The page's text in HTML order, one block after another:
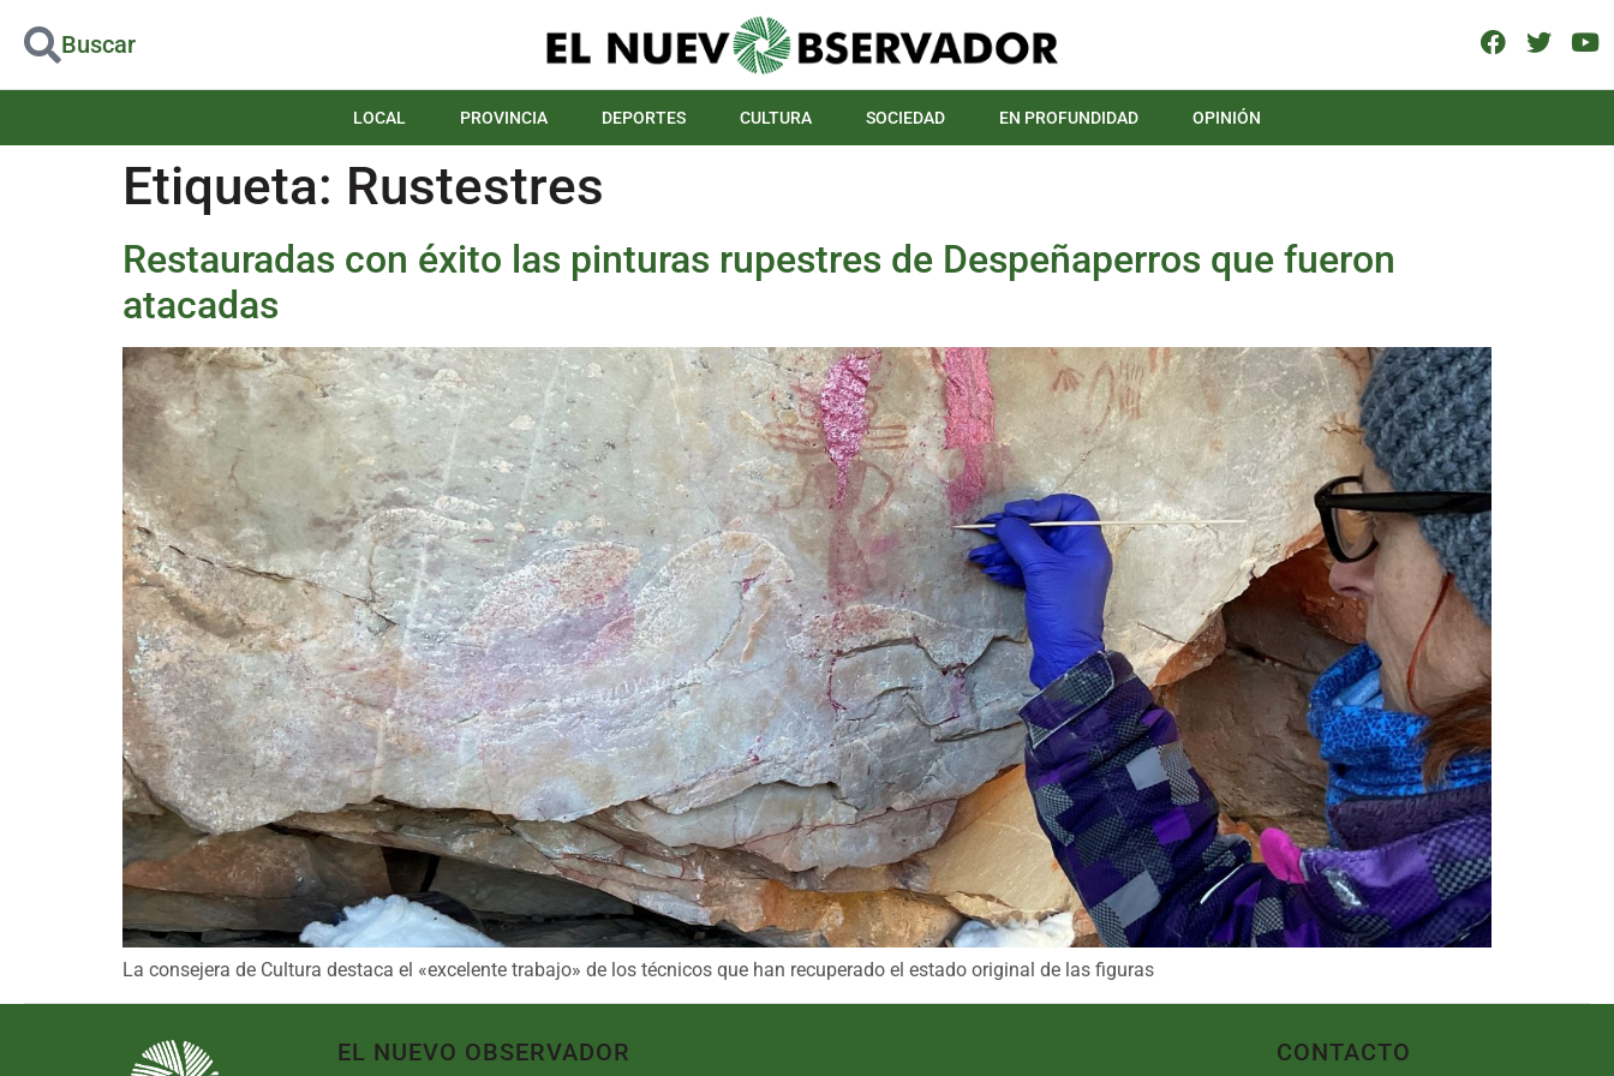
Buscar
LOCAL PROVINCIA DEPORTES CULTURA SOCIEDAD EN PROFUNDIDAD OPINIÓN
Etiqueta: Rustestres
Restauradas con éxito las pinturas rupestres de Despeñaperros que fueron
atacadas
La consejera de Cultura destaca el «excelente trabajo» de los técnicos que han recuperado el estado original de las figuras
EL NUEVO OBSERVADOR CONTACTO